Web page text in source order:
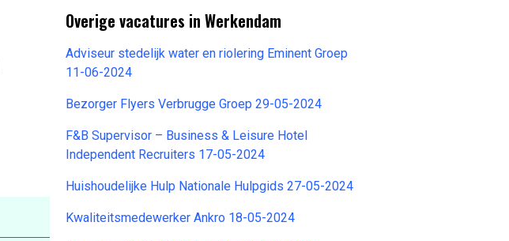
Overige vacatures in Werkendam
Adviseur stedelijk water en riolering Eminent Groep
11-06-2024
Bezorger Flyers Verbrugge Groep 29-05-2024
F&B Supervisor – Business & Leisure Hotel
Independent Recruiters 17-05-2024
Huishoudelijke Hulp Nationale Hulpgids 27-05-2024
Kwaliteitsmedewerker Ankro 18-05-2024